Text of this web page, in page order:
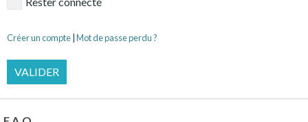
Créer un compte Mot de passe perdu ?
VALIDER